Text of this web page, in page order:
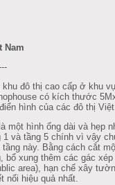
Nam
khu đô thị cao cấp ở khu
có kích thước
hình của các đô thị
một hình ống dài và hẹp
và tầng 5 chính vì vậy
này. Bằng cách cắt
bổ xung thêm các gác xép
area), hạn chế xây
nối hiệu quả nhất.